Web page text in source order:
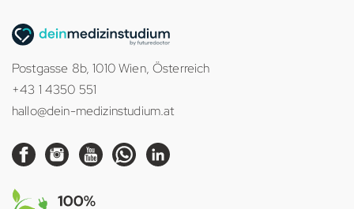
Postgasse 8b, 1010 Wien, Österreich
+43 1 4350 551
hallo@dein-medizinstudium.at